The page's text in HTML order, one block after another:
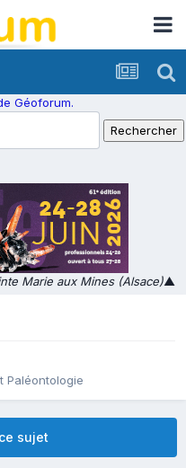
Géoforum.
Marie aux Mines (Alsace)▲
Paléontologie
sujet